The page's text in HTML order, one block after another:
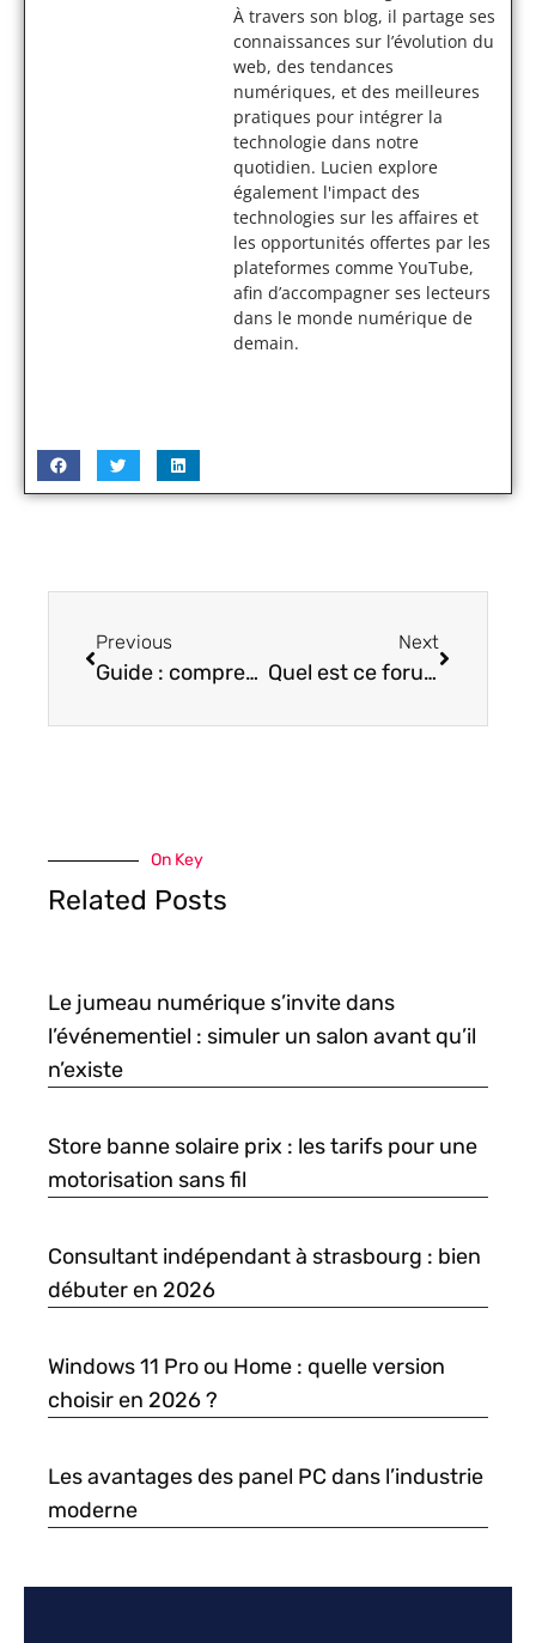
À travers son blog, il partage ses
connaissances sur l’évolution du
web, des tendances
numériques, et des meilleures
pratiques pour intégrer la
technologie dans notre
quotidien. Lucien explore
également l'impact des
technologies sur les affaires et
les opportunités offertes par les
plateformes comme YouTube,
afin d’accompagner ses lecteurs
dans le monde numérique de
demain.
Previous
Guide : comprendre les unités de mesures des écrans
Next
Quel est ce forum GDC » guerre des consoles » ?
On Key
Related Posts
Le jumeau numérique s’invite dans
l’événementiel : simuler un salon avant qu’il
n’existe
Store banne solaire prix : les tarifs pour une
motorisation sans fil
Consultant indépendant à strasbourg : bien
débuter en 2026
Windows 11 Pro ou Home : quelle version
choisir en 2026 ?
Les avantages des panel PC dans l’industrie
moderne